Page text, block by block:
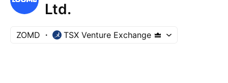
Ltd.
ZOMD TSX Venture Exchange